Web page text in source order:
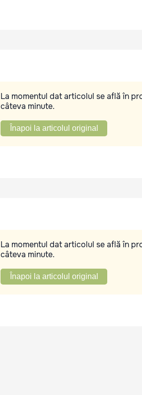
La momentul dat articolul se află în
câteva minute.
Înapoi la articolul original
La momentul dat articolul se află în
câteva minute.
Înapoi la articolul original